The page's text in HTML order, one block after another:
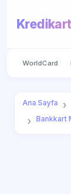
WorldCard
Ana Sayfa
Bankkart